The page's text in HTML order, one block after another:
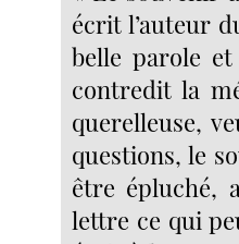
écrit l’auteur
belle parole
contredit la
querelleuse,
questions, le
être épluché,
lettre ce qui